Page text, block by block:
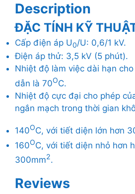
Description
ĐẶC TÍNH KỸ
Cấp điện áp U0/U: 0,6/1 kV.
Điện áp thử: 3,5 kV (5 phút).
Nhiệt độ làm việc dài hạn
dẫn là 70OC.
Nhiệt độ cực đại cho phép
ngắn mạch trong thời gian
140OC, với tiết diện lớn hơn
160OC, với tiết diện nhỏ hơn
300mm2.
Reviews